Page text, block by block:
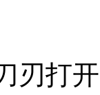
刃打